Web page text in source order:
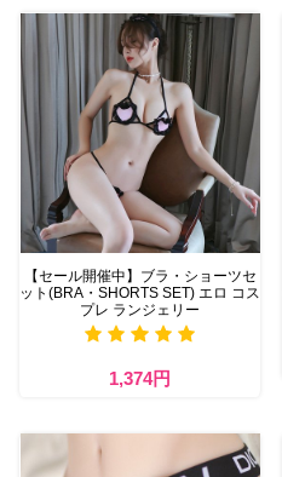
【セール開催中】ブラ・ショーツセ
ット(BRA・SHORTS SET) エロ コス
プレ ランジェリー
1,374円